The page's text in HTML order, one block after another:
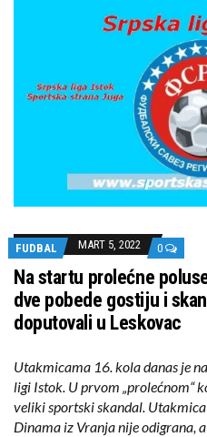
FUDBAL MART 5, 2022 0
Na startu prolećne
dve pobede gostiju i
doputovali u Leskovac
Utakmicama 16. kola danas je
ligi Istok. U prvom „prolećnom“
veliki sportski skandal.
Dinama iz Vranja nije odigrana,